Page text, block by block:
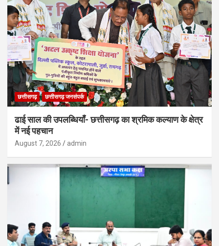
छत्तीसगढ़ छत्तीसगढ़ जनसंपर्क
ढाई साल की उपलब्धियाँ- छत्तीसगढ़ का श्रमिक कल्याण के क्षेत्र
में नई पहचान
August 7, 2026 admin